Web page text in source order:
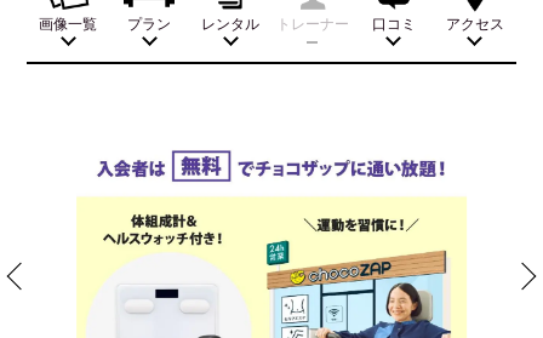
画像一覧 プラン レンタル トレーナー 口コミ アクセス